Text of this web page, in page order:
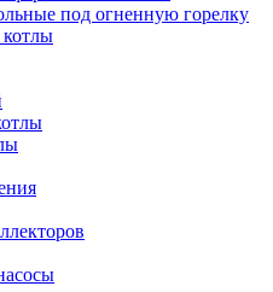
под огненную горелку
котлы